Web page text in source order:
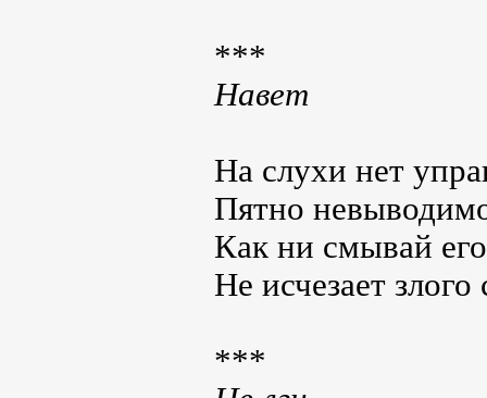
***
Навет
На слухи нет
Пятно
Как ни смывай
Не исчезает злого
***